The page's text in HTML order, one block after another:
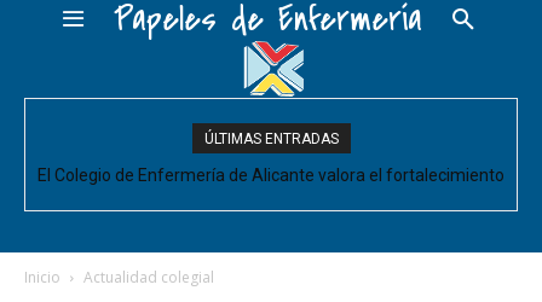
Papeles de Enfermería
ÚLTIMAS ENTRADAS
El Colegio de Enfermería de Alicante valora el fortalecimiento
acompañe de decisiones estructurales para...
Inicio Actualidad colegial